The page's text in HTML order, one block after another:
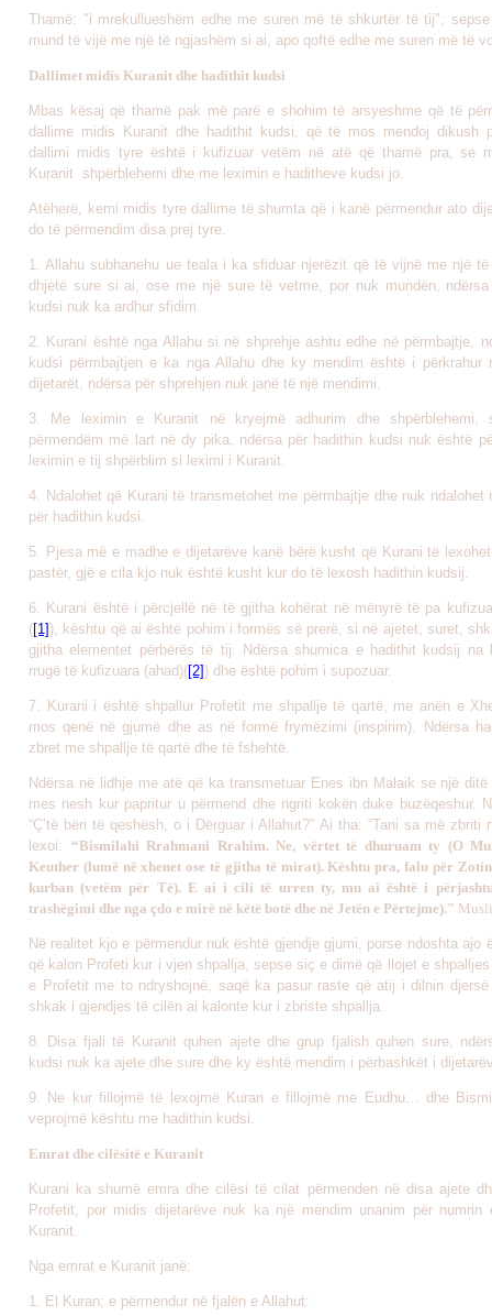
Thamë: "i mrekullueshëm edhe me suren më të shkurtër të tij";
mund të vijë me një të ngjashëm si ai, apo qoftë edhe me suren më të
Dallimet midis Kuranit dhe hadithit kudsi
Mbas kësaj që thamë pak më parë e shohim të arsyeshme që të
dallime midis Kuranit dhe hadithit kudsi, që të mos mendoj dikush
dallimi midis tyre është i kufizuar vetëm në atë që thamë pra, se
Kuranit shpërblehemi dhe me leximin e haditheve kudsi jo.
Atëherë, kemi midis tyre dallime të shumta që i kanë përmendur ato
do të përmendim disa prej tyre.
1. Allahu subhanehu ue teala i ka sfiduar njerëzit që të vijnë me një
dhjetë sure si ai, ose me një sure të vetme, por nuk mundën, ndërsa
kudsi nuk ka ardhur sfidim.
2. Kurani është nga Allahu si në shprehje ashtu edhe në përmbajtje,
kudsi përmbajtjen e ka nga Allahu dhe ky mendim është i përkrahur
dijetarët, ndërsa për shprehjen nuk janë të një mendimi.
3. Me leximin e Kuranit në kryejmë adhurim dhe shpërblehemi,
përmendëm më lart në dy pika, ndërsa për hadithin kudsi nuk është
leximin e tij shpërblim si leximi i Kuranit.
4. Ndalohet që Kurani të transmetohet me përmbajtje dhe nuk ndalohet
për hadithin kudsi.
5. Pjesa më e madhe e dijetarëve kanë bërë kusht që Kurani të
pastër, gjë e cila kjo nuk është kusht kur do të lexosh hadithin kudsij.
6. Kurani është i përcjellë në të gjitha kohërat në mënyrë të pa
([1]), kështu që ai është pohim i formës së prerë, si në ajetet, suret,
gjitha elementet përbërës të tij. Ndërsa shumica e hadithit kudsij na
rrugë të kufizuara (ahad)([2]) dhe është pohim i supozuar.
7. Kurani i është shpallur Profetit me shpallje të qartë, me anën e
mos qenë në gjumë dhe as në formë frymëzimi (inspirim). Ndërsa
zbret me shpallje të qartë dhe të fshehtë.
Ndërsa në lidhje me atë që ka transmetuar Enes ibn Malaik se një
mes nesh kur papritur u përmend dhe ngriti kokën duke buzëqeshur.
“Ç’të bëri të qeshësh, o i Dërguar i Allahut?” Ai tha: “Tani sa më zbriti
lexoi:
“Bismilahi Rrahmani Rrahim. Ne, vërtet të dhuruam ty (O
Keuther (lumë në xhenet ose të gjitha të mirat). Kështu pra, falu për
kurban (vetëm për Të). E ai i cili të urren ty, mu ai është i
trashëgimi dhe nga çdo e mirë në këtë botë dhe në Jetën e Përtejme)."
Në realitet kjo e përmendur nuk është gjendje gjumi, porse ndoshta ajo
që kalon Profeti kur i vjen shpallja, sepse siç e dimë që llojet e
e Profetit me to ndryshojnë, saqë ka pasur raste që atij i dilnin
shkak i gjendjes të cilën ai kalonte kur i zbriste shpallja.
8. Disa fjali të Kuranit quhen ajete dhe grup fjalish quhen sure,
kudsi nuk ka ajete dhe sure dhe ky është mendim i përbashkët i
9. Ne kur fillojmë të lexojmë Kuran e fillojmë me Eudhu… dhe
veprojmë kështu me hadithin kudsi.
Emrat dhe cilësitë e Kuranit
Kurani ka shumë emra dhe cilësi të cilat përmenden në disa ajete
Profetit, por midis dijetarëve nuk ka një mendim unanim për numrin
Kuranit.
Nga emrat e Kuranit janë:
1. El Kuran; e përmendur në fjalën e Allahut: